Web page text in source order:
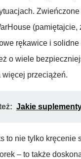
(pamiętajcie,
rękawice i
o wiele
więcej przeciążeń.
Jakie
to nie tylko kręcenie
– to także